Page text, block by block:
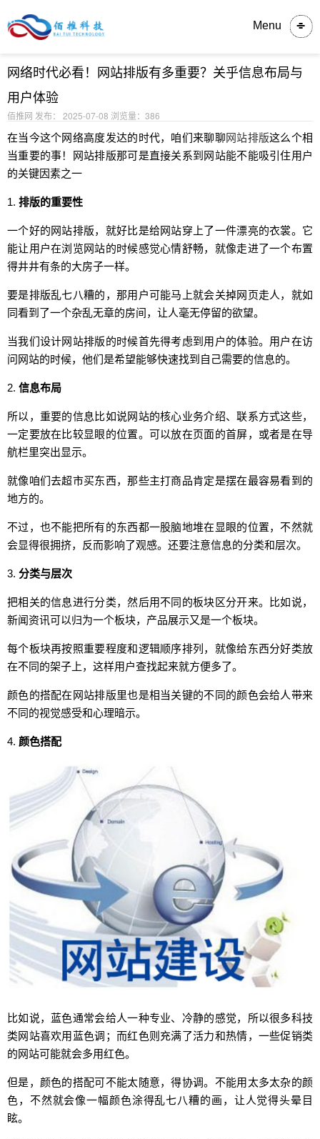
Menu
网络时代必看！网站排版有多重要？关乎信息布局与
用户体验
佰推网 发布： 2025-07-08 浏览量：386
在当今这个网络高度发达的时代，咱们来聊聊网站排版这么个相
当重要的事！网站排版那可是直接关系到网站能不能吸引住用户
的关键因素之一
1. 排版的重要性
一个好的网站排版，就好比是给网站穿上了一件漂亮的衣裳。它
能让用户在浏览网站的时候感觉心情舒畅，就像走进了一个布置
得井井有条的大房子一样。
要是排版乱七八糟的，那用户可能马上就会关掉网页走人，就如
同看到了一个杂乱无章的房间，让人毫无停留的欲望。
当我们设计网站排版的时候首先得考虑到用户的体验。用户在访
问网站的时候，他们是希望能够快速找到自己需要的信息的。
2. 信息布局
所以，重要的信息比如说网站的核心业务介绍、联系方式这些，
一定要放在比较显眼的位置。可以放在页面的首屏，或者是在导
航栏里突出显示。
就像咱们去超市买东西，那些主打商品肯定是摆在最容易看到的
地方的。
不过，也不能把所有的东西都一股脑地堆在显眼的位置，不然就
会显得很拥挤，反而影响了观感。还要注意信息的分类和层次。
3. 分类与层次
把相关的信息进行分类，然后用不同的板块区分开来。比如说，
新闻资讯可以归为一个板块，产品展示又是一个板块。
每个板块再按照重要程度和逻辑顺序排列，就像给东西分好类放
在不同的架子上，这样用户查找起来就方便多了。
颜色的搭配在网站排版里也是相当关键的不同的颜色会给人带来
不同的视觉感受和心理暗示。
4. 颜色搭配
比如说，蓝色通常会给人一种专业、冷静的感觉，所以很多科技
类网站喜欢用蓝色调；而红色则充满了活力和热情，一些促销类
的网站可能就会多用红色。
但是，颜色的搭配可不能太随意，得协调。不能用太多太杂的颜
色，不然就会像一幅颜色涂得乱七八糟的画，让人觉得头晕目
眩。